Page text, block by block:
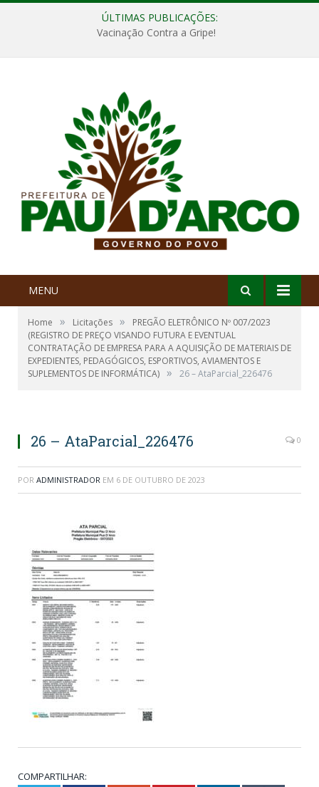
ÚLTIMAS PUBLICAÇÕES:
Vacinação Contra a Gripe!
MENU
Home » Licitações »
PREGÃO ELETRÔNICO Nº 007/2023
(REGISTRO DE PREÇO VISANDO FUTURA E EVENTUAL
CONTRATAÇÃO DE EMPRESA PARA A AQUISIÇÃO DE MATERIAIS DE
EXPEDIENTES, PEDAGÓGICOS, ESPORTIVOS, AVIAMENTOS E
SUPLEMENTOS DE INFORMÁTICA) » 26 – AtaParcial_226476
26 – AtaParcial_226476 0
POR ADMINISTRADOR EM 6 DE OUTUBRO DE 2023
COMPARTILHAR: